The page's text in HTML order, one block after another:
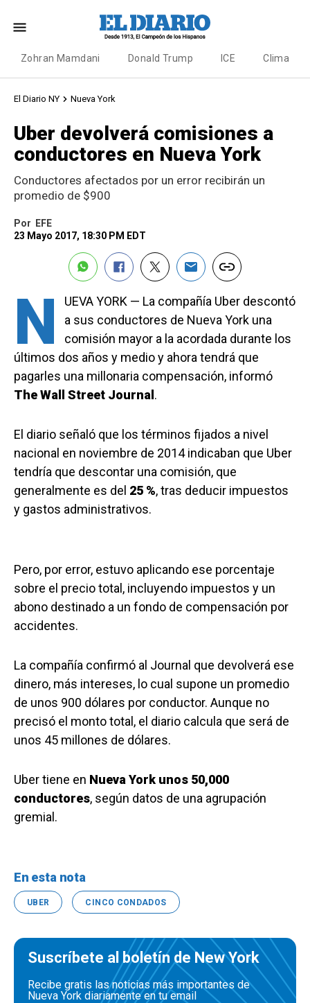
Zohran Mamdani Donald Trump ICE Clima
El Diario NY Nueva York
Uber devolverá comisiones a
conductores en Nueva York
Conductores afectados por un error recibirán un
promedio de $900
Por
EFE
23 Mayo 2017, 18:30 PM EDT
N
UEVA YORK — La compañía Uber descontó
a sus conductores de Nueva York una
comisión mayor a la acordada durante los
últimos dos años y medio y ahora tendrá que
pagarles una millonaria compensación, informó
The Wall Street Journal .
El diario señaló que los términos fijados a nivel
nacional en noviembre de 2014 indicaban que Uber
tendría que descontar una comisión, que
generalmente es del 25 %, tras deducir impuestos
y gastos administrativos.
Pero, por error, estuvo aplicando ese porcentaje
sobre el precio total, incluyendo impuestos y un
abono destinado a un fondo de compensación por
accidentes.
La compañía confirmó al Journal que devolverá ese
dinero, más intereses, lo cual supone un promedio
de unos 900 dólares por conductor. Aunque no
precisó el monto total, el diario calcula que será de
unos 45 millones de dólares.
Uber tiene en Nueva York unos 50,000
conductores, según datos de una agrupación
gremial.
En esta nota
UBER CINCO CONDADOS
Suscríbete al boletín de New York
Recibe gratis las noticias más importantes de
Nueva York diariamente en tu email